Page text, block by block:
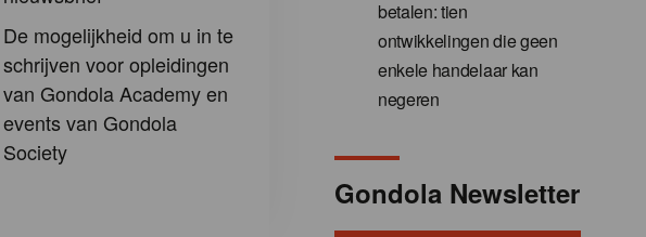
De mogelijkheid om u in te
schrijven voor opleidingen
van Gondola Academy en
events van Gondola
Society
betalen: tien
ontwikkelingen die geen
enkele handelaar kan
negeren
Gondola Newsletter